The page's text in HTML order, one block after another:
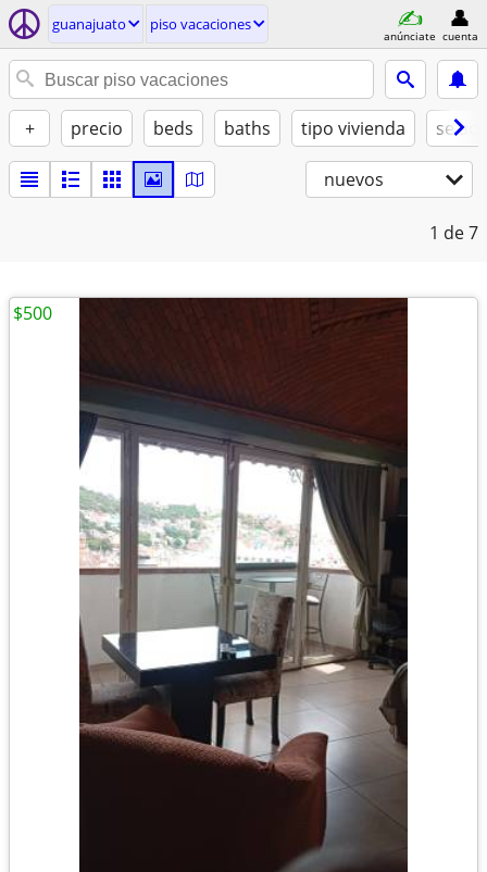
guanajuato piso vacaciones
anúnciate cuenta
+ precio beds baths tipo vivienda se
nuevos
1 de 7
$500